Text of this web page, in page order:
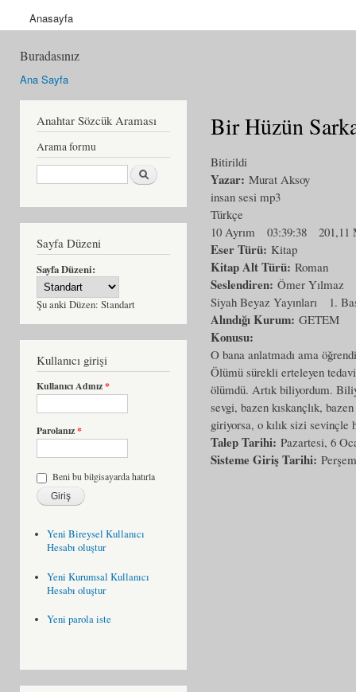
Anasayfa
Buradasınız
Ana Sayfa
Anahtar Sözcük Araması
Arama formu
Ara
Sayfa Düzeni
Sayfa Düzeni:
Şu anki Düzen: Standart
Kullanıcı girişi
Kullanıcı Adınız*
Parolanız*
Beni bu bilgisayarda hatırla
Yeni Bireysel Kullanıcı
Hesabı oluştur
Yeni Kurumsal Kullanıcı
Hesabı oluştur
Yeni parola iste
Bir Hüzün
Bitirildi
Yazar: Murat Aksoy
insan sesi mp3
Türkçe
10 Ayrım
03:39:38 201,11
Eser Türü: Kitap
Kitap Alt Türü: Roman
Seslendiren: Ömer Yılmaz
Siyah Beyaz Yayınları
1.
Alındığı Kurum: GETEM
Konusu:
O bana anlatmadı ama
Ölümü sürekli erteleyen
ölümdü. Artık biliyordum.
sevgi, bazen kıskançlık,
giriyorsa, o kılık sizi sevinçle
Talep Tarihi: Pazartesi, 6
Sisteme Giriş Tarihi: